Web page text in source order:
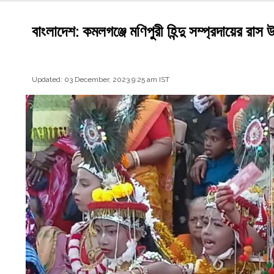
বাংলাদেশ: কমলগঞ্জে মণিপুরী হিন্দু সম্প্রদায়ের রাস
Updated: 03 December, 2023 9:25 am IST